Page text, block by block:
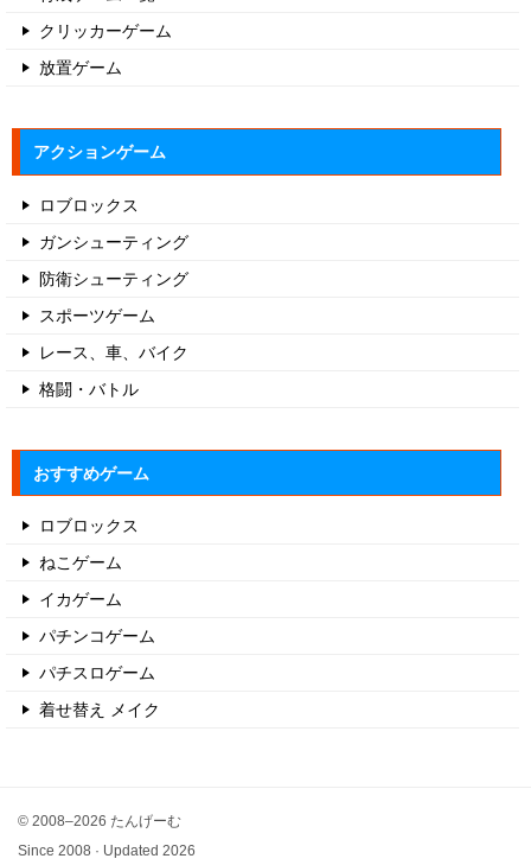
クリッカーゲーム
放置ゲーム
アクションゲーム
ロブロックス
ガンシューティング
防衛シューティング
スポーツゲーム
レース、車、バイク
格闘・バトル
おすすめゲーム
ロブロックス
ねこゲーム
イカゲーム
パチンコゲーム
パチスロゲーム
着せ替え メイク
© 2008–2026 たんげーむ
Since 2008 · Updated 2026